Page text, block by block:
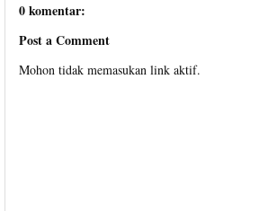
0 komentar:
Post a Comment
Mohon tidak memasukan link aktif.